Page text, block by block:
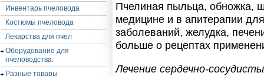
Инвентарь пчеловода
Костюмы пчеловода
Лекарства для пчел
Оборудование для
пчеловодства:
Разные товары
Пчелиная пыльца, обножка,
медицине и в апитерапии
заболеваний, желудка,
больше о рецептах
Лечение сердечно-